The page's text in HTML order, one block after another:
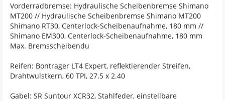
Vorderradbremse: Hydraulische Scheibenbremse Shimano
MT200 // Hydraulische Scheibenbremse Shimano MT200
Shimano RT30, Centerlock-Scheibenaufnahme, 180 mm //
Shimano EM300, Centerlock-Scheibenaufnahme, 180 mm
Max. Bremsscheibendu
Reifen: Bontrager LT4 Expert, reflektierender Streifen,
Drahtwulstkern, 60 TPI, 27.5 x 2.40
Gabel: SR Suntour XCR32, Stahlfeder, einstellbare